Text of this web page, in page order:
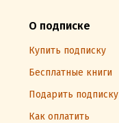
О подписке
Купить подписку
Бесплатные книги
Подарить подписку
Как оплатить